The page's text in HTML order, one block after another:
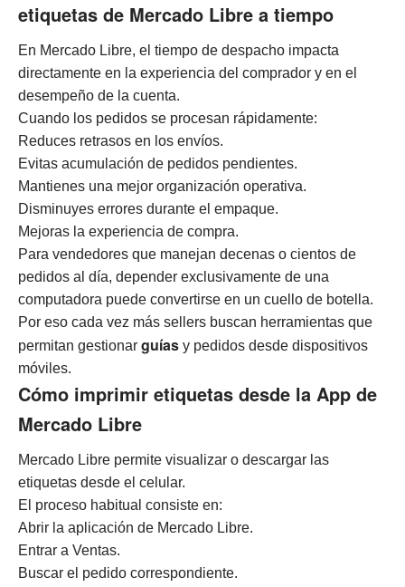
etiquetas de Mercado Libre a tiempo
En Mercado Libre, el tiempo de despacho impacta
directamente en la experiencia del comprador y en el
desempeño de la cuenta.
Cuando los pedidos se procesan rápidamente:
Reduces retrasos en los envíos.
Evitas acumulación de pedidos pendientes.
Mantienes una mejor organización operativa.
Disminuyes errores durante el empaque.
Mejoras la experiencia de compra.
Para vendedores que manejan decenas o cientos de
pedidos al día, depender exclusivamente de una
computadora puede convertirse en un cuello de botella.
Por eso cada vez más sellers buscan herramientas que
permitan gestionar guías y pedidos desde dispositivos
móviles.
Cómo imprimir etiquetas desde la App de
Mercado Libre
Mercado Libre permite visualizar o descargar las
etiquetas desde el celular.
El proceso habitual consiste en:
Abrir la aplicación de Mercado Libre.
Entrar a Ventas.
Buscar el pedido correspondiente.